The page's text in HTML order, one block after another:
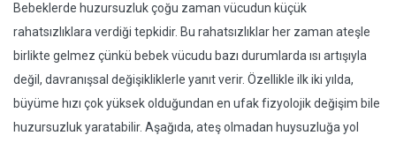
Bebeklerde huzursuzluk çoğu zaman vücudun küçük
rahatsızlıklara verdiği tepkidir. Bu rahatsızlıklar her zaman ateşle
birlikte gelmez çünkü bebek vücudu bazı durumlarda ısı artışıyla
değil, davranışsal değişikliklerle yanıt verir. Özellikle ilk iki yılda,
büyüme hızı çok yüksek olduğundan en ufak fizyolojik değişim bile
huzursuzluk yaratabilir. Aşağıda, ateş olmadan huysuzluğa yol